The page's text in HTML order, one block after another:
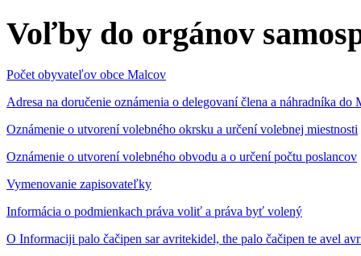
Voľby do orgánov
Počet obyvateľov obce Malcov
Adresa na doručenie oznámenia o delegovaní člena a náhradníka
Oznámenie o utvorení volebného okrsku a určení volebnej miestnosti
Oznámenie o utvorení volebného obvodu a o určení počtu poslancov
Vymenovanie zapisovateľky
Informácia o podmienkach práva voliť a práva byť volený
O Informaciji palo čačipen sar avritekidel, the palo čačipen te avel